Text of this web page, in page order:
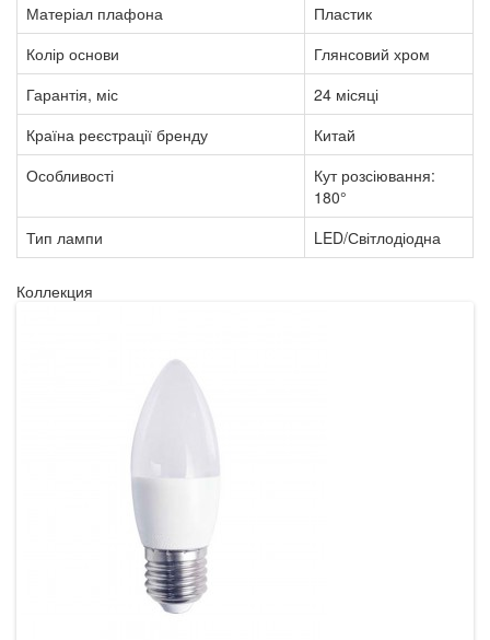
Матеріал плафона
Пластик
Колір основи
Глянсовий хром
Гарантія, міс
24 місяці
Країна реєстрації бренду
Китай
Особливості
Кут розсіювання:
180°
Тип лампи
LED/Світлодіодна
Коллекция